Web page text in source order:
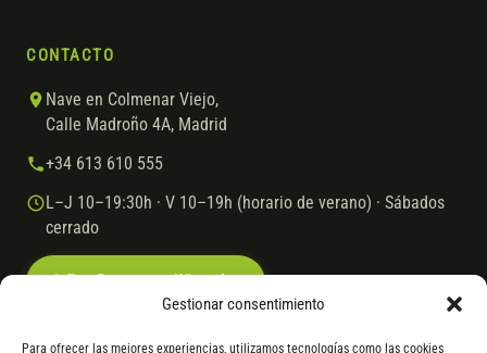
Gestionar consentimiento
Para ofrecer las mejores experiencias, utilizamos tecnologías como las cookies
CONTACTO
Nave en Colmenar Viejo,
Calle Madroño 4A, Madrid
+34 613 610 555
L–J 10–19:30h · V 10–19h (horario de verano) · Sábados
cerrado